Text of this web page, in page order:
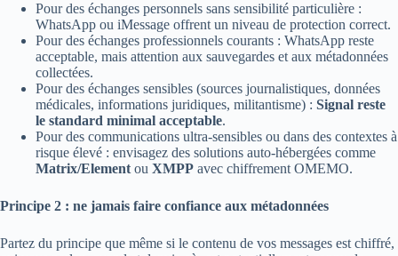
Pour des échanges personnels sans sensibilité particulière :
WhatsApp ou iMessage offrent un niveau de protection correct.
Pour des échanges professionnels courants : WhatsApp reste
acceptable, mais attention aux sauvegardes et aux métadonnées
collectées.
Pour des échanges sensibles (sources journalistiques, données
médicales, informations juridiques, militantisme) : Signal reste
le standard minimal acceptable.
Pour des communications ultra-sensibles ou dans des contextes à
risque élevé : envisagez des solutions auto-hébergées comme
Matrix/Element ou XMPP avec chiffrement OMEMO.
Principe 2 : ne jamais faire confiance aux métadonnées
Partez du principe que même si le contenu de vos messages est chiffré,